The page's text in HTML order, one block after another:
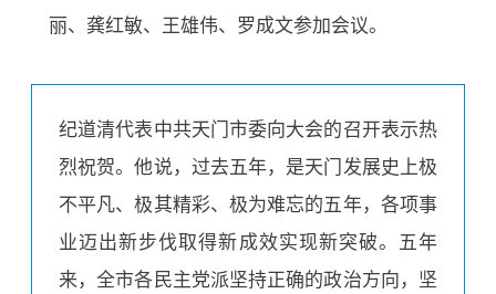
丽、龚红敏、王雄伟、罗成文参加会议。
纪道清代表中共天门市委向大会的召开表示热
烈祝贺。他说，过去五年，是天门发展史上极
不平凡、极其精彩、极为难忘的五年，各项事
业迈出新步伐取得新成效实现新突破。五年
来，全市各民主党派坚持正确的政治方向，坚